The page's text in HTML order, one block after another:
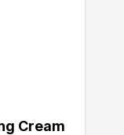
Cream